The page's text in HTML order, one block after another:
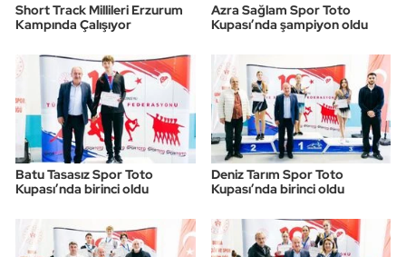
Short Track Millileri Erzurum
Kampında Çalışıyor
Azra Sağlam Spor Toto
Kupası’nda şampiyon oldu
Batu Tasasız Spor Toto
Kupası’nda birinci oldu
Deniz Tarım Spor Toto
Kupası’nda birinci oldu
Yelken
Yüzme